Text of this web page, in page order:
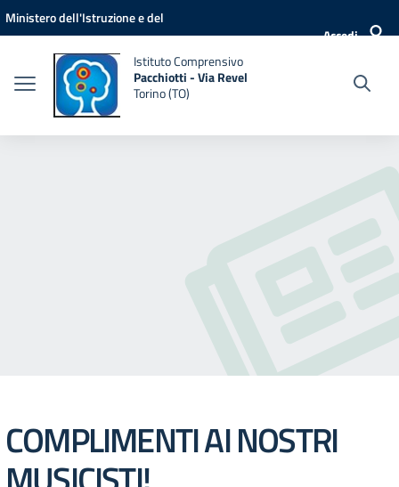
Vai ai contenuti
Vai al menu di navigazione
Vai al footer
Ministero dell'Istruzione e del
Accedi
Istituto Comprensivo
Pacchiotti - Via Revel
Torino (TO)
COMPLIMENTI AI NOSTRI